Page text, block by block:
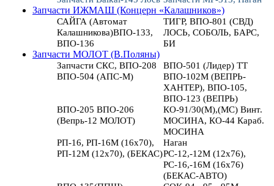
Запчасти ИЖМАШ (Концерн «Калашников»)
САЙГА (Автомат
Калашникова)ВПО-133,
ВПО-136
ТИГР, ВПО-801 (СВД)
ЛОСЬ, СОБОЛЬ, БАРС,
БИ
Запчасти МОЛОТ (В.Поляны)
Запчасти СКС, ВПО-208
ВПО-501 (Лидер) ТТ
ВПО-504 (АПС-М)
ВПО-102М (ВЕПРЬ-
ХАНТЕР), ВПО-105,
ВПО-123 (ВЕПРЬ)
ВПО-205 ВПО-206
(Вепрь-12 МОЛОТ)
КО-91/30(М),(МС) Винт.
МОСИНА, КО-44 Караб.
МОСИНА
РП-16, РП-16М (16х70),
РП-12М (12х70), (БЕКАС)
Наган
РС-12,-12М (12х76),
РС-16,-16М (16х76)
(БЕКАС-АВТО)